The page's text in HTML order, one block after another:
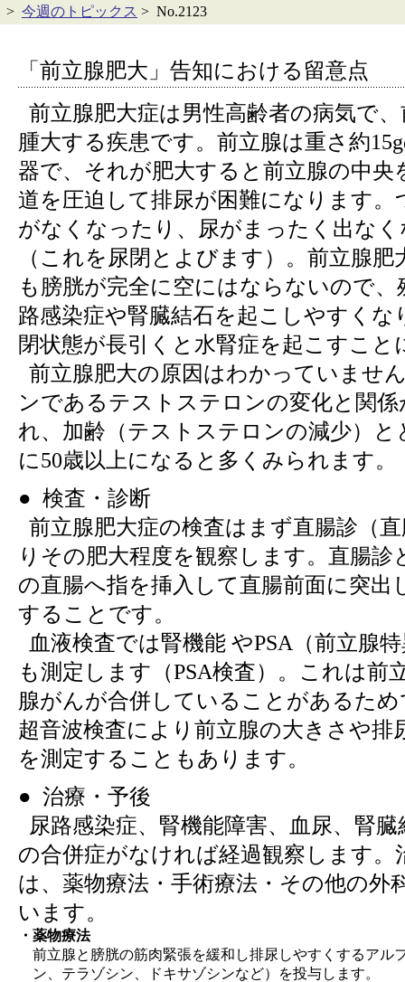
> 今週のトピックス > No.2123
「前立腺肥大」告知における留意点
前立腺肥大症は男性高齢者の病気で
腫大する疾患です。前立腺は重さ約
器で、それが肥大すると前立腺の中央
道を圧迫して排尿が困難になります。
がなくなったり、尿がまったく出な
（これを尿閉とよびます）。前立腺
も膀胱が完全に空にはならないので、
路感染症や腎臓結石を起こしやすくな
閉状態が長引くと水腎症を起こすこと
前立腺肥大の原因はわかっていませ
ンであるテストステロンの変化と関
れ、加齢（テストステロンの減少）と
に50歳以上になると多くみられます。
● 検査・診断
前立腺肥大症の検査はまず直腸診（
りその肥大程度を観察します。直腸診
の直腸へ指を挿入して直腸前面に突出
することです。
血液検査では腎機能 やPSA（前立腺
も測定します（PSA検査）。これは前
腺がんが合併していることがあるた
超音波検査により前立腺の大きさや排
を測定することもあります。
● 治療・予後
尿路感染症、腎機能障害、血尿、腎
の合併症がなければ経過観察します。
は、薬物療法・手術療法・その他の外
います。
・薬物療法
前立腺と膀胱の筋肉緊張を緩和し排尿しやすくするアル
ン、テラゾシン、ドキサゾシンなど）を投与します。